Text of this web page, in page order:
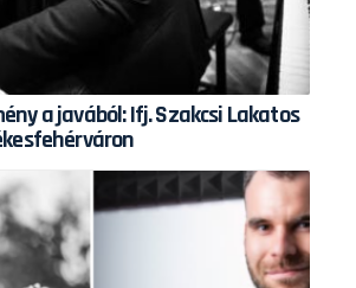
a javából: Ifj. Szakcsi Lakatos